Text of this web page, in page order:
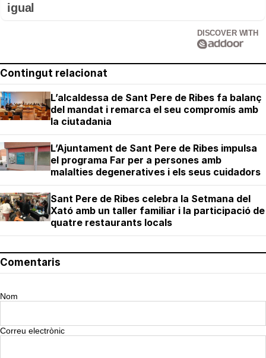
igual
DISCOVER WITH
Contingut relacionat
L’alcaldessa de Sant Pere de Ribes fa balanç
del mandat i remarca el seu compromís amb
la ciutadania
L’Ajuntament de Sant Pere de Ribes impulsa
el programa Far per a persones amb
malalties degeneratives i els seus cuidadors
Sant Pere de Ribes celebra la Setmana del
Xató amb un taller familiar i la participació de
quatre restaurants locals
Comentaris
Nom
Correu electrònic